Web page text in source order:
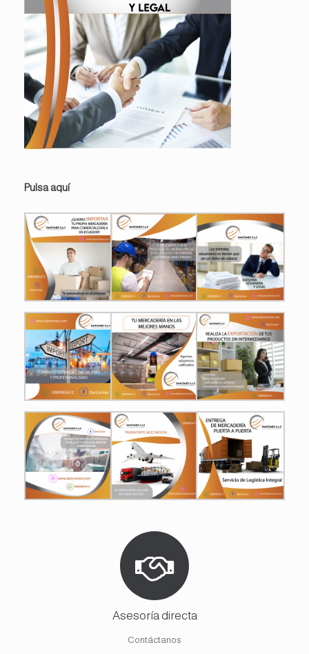
Pulsa aquí
Asesoría directa
Contáctanos